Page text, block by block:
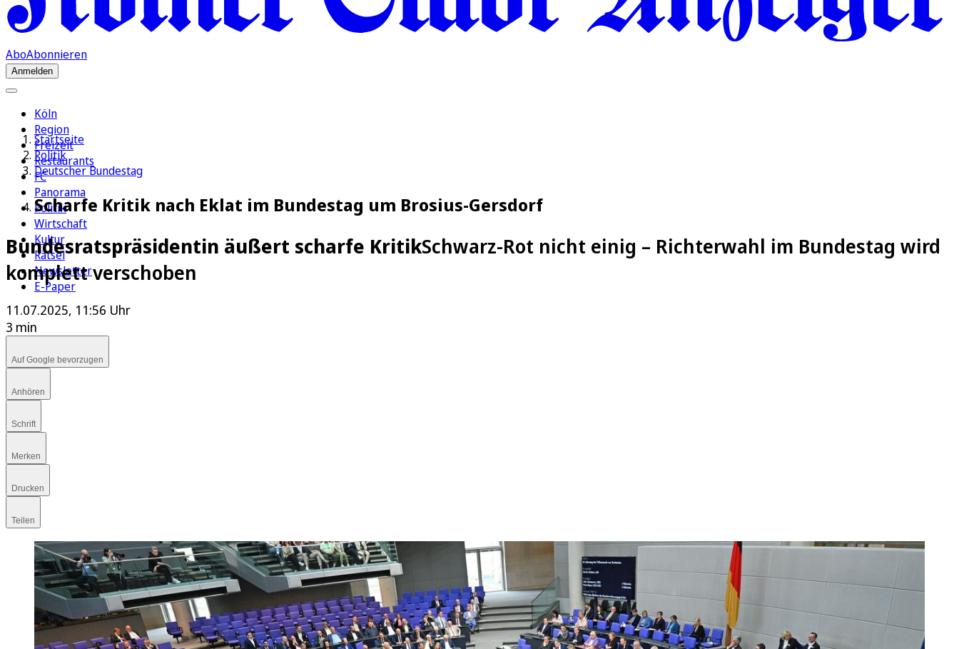
AboAbonnieren
Anmelden
Köln
Region
Freizeit
Restaurants
FC
Panorama
Politik
Wirtschaft
Kultur
Rätsel
Newsletter
E-Paper
Startseite
Politik
Deutscher Bundestag
Scharfe Kritik nach Eklat im Bundestag um Brosius-Gersdorf
Bundesratspräsidentin äußert scharfe KritikSchwarz-Rot nicht einig – Richterwahl im Bundestag wird
komplett verschoben
11.07.2025, 11:56 Uhr
3 min
Auf Google bevorzugen
Anhören
Schrift
Merken
Drucken
Teilen